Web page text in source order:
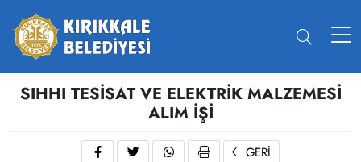
SIHHI TESISAT VE ELEKTRIK MALZEMESI
ALIM İŞI
GERI